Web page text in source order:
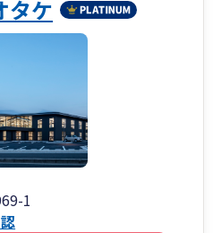
いておりますし、実際の
社団のお客様が多数いら
計事務所ではなかなか対
般社団や任意団体の税
設立から運営、税務まで
。
タケ
1